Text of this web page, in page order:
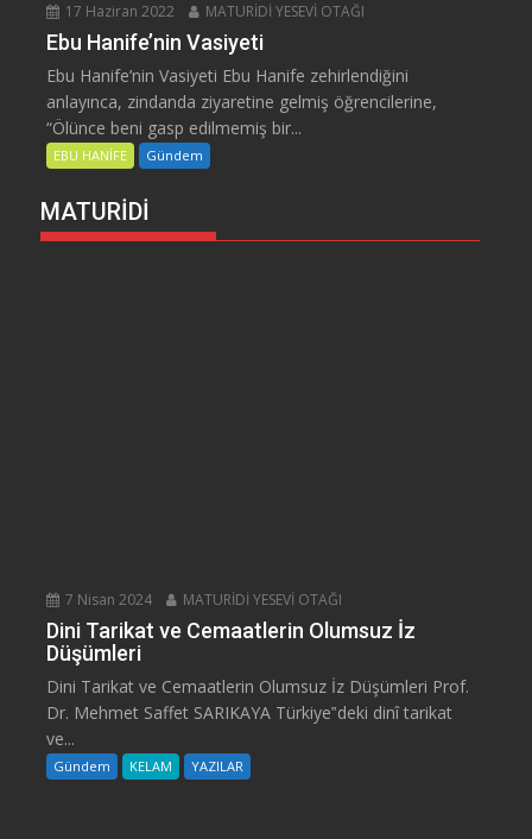
17 Haziran 2022 MATURİDİ YESEVİ OTAĞI
Ebu Hanife’nin Vasiyeti
Ebu Hanife’nin Vasiyeti Ebu Hanife zehirlendiğini
anlayınca, zindanda ziyaretine gelmiş öğrencilerine,
“Ölünce beni gasp edilmemiş bir...
EBU HANİFE Gündem
MATURİDİ
7 Nisan 2024 MATURİDİ YESEVİ OTAĞI
Dini Tarikat ve Cemaatlerin Olumsuz İz
Düşümleri
Dini Tarikat ve Cemaatlerin Olumsuz İz Düşümleri Prof.
Dr. Mehmet Saffet SARIKAYA Türkiye‟deki dinî tarikat
ve...
Gündem KELAM YAZILAR